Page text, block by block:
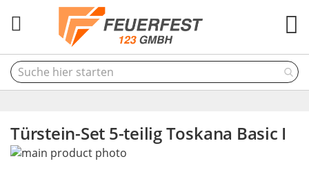
Türstein-Set 5-teilig Toskana Basic I
Skip